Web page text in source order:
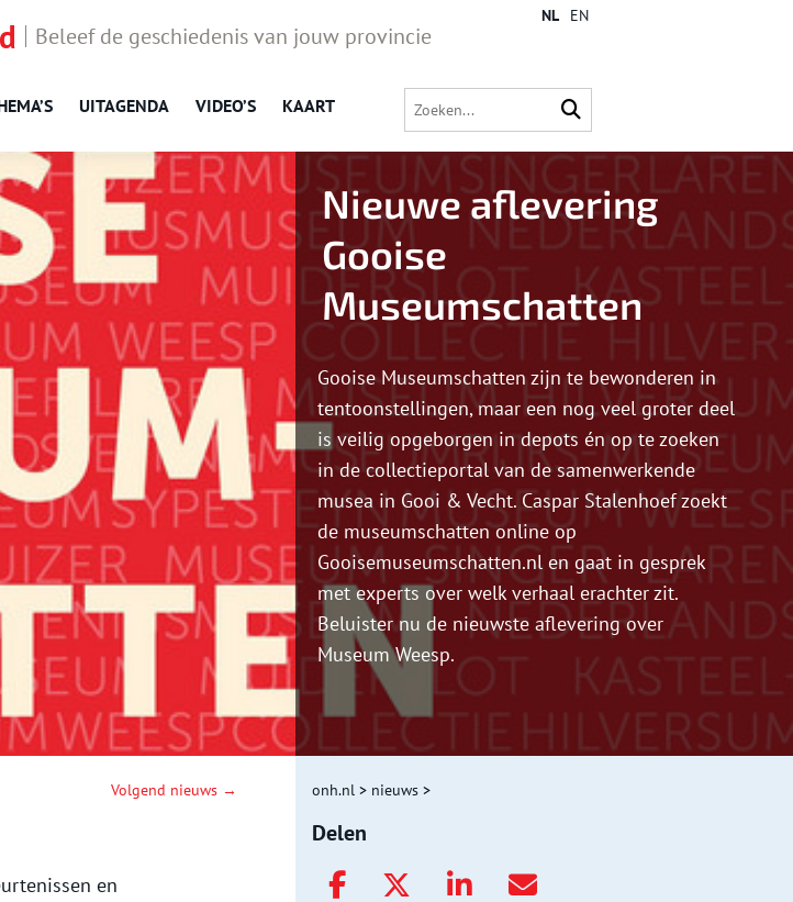
Beleef de geschiedenis van jouw provincie
UITAGENDA VIDEO’S KAART
NL EN
Nieuwe aflevering
Gooise
Museumschatten
Gooise Museumschatten zijn te bewonderen in
tentoonstellingen, maar een nog veel groter deel
is veilig opgeborgen in depots én op te zoeken
in de collectieportal van de samenwerkende
musea in Gooi & Vecht. Caspar Stalenhoef zoekt
de museumschatten online op
Gooisemuseumschatten.nl en gaat in gesprek
met experts over welk verhaal erachter zit.
Beluister nu de nieuwste aflevering over
Museum Weesp.
Volgend nieuws →
en
onh.nl > nieuws >
Delen